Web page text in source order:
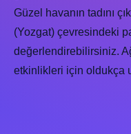
Güzel havanın tadını
(Yozgat) çevresindeki
değerlendirebilirsiniz.
etkinlikleri için oldukça